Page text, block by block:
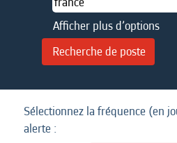
Afficher plus d’options
Sélectionnez la fréquence (en
alerte :